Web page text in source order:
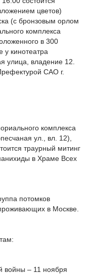
цветов)
(с бронзовым орлом
комплекса
в 300
у кинотеатра
улица, владение 12.
САО г.
комплекса
ул., вл. 12),
траурный митинг
в Храме Всех
потомков
в Москве.
войны – 11 ноября